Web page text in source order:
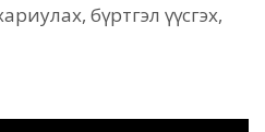
бүртгэл үүсгэх,